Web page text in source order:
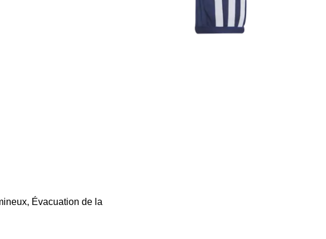
Évacuation de la